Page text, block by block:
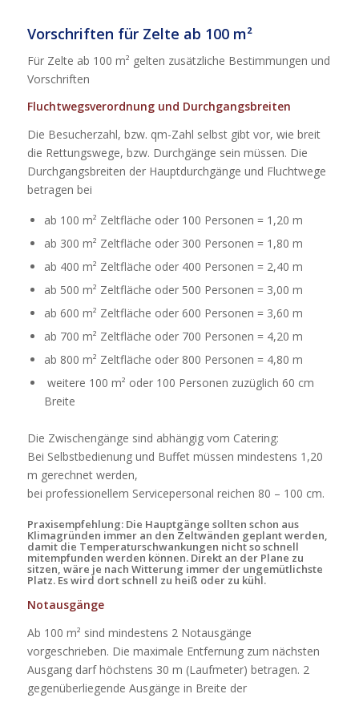
Vorschriften für Zelte ab 100 m²
Für Zelte ab 100 m² gelten zusätzliche Bestimmungen und
Vorschriften
Fluchtwegsverordnung und Durchgangsbreiten
Die Besucherzahl, bzw. qm-Zahl selbst gibt vor, wie breit
die Rettungswege, bzw. Durchgänge sein müssen. Die
Durchgangsbreiten der Hauptdurchgänge und Fluchtwege
betragen bei
ab 100 m² Zeltfläche oder 100 Personen = 1,20 m
ab 300 m² Zeltfläche oder 300 Personen = 1,80 m
ab 400 m² Zeltfläche oder 400 Personen = 2,40 m
ab 500 m² Zeltfläche oder 500 Personen = 3,00 m
ab 600 m² Zeltfläche oder 600 Personen = 3,60 m
ab 700 m² Zeltfläche oder 700 Personen = 4,20 m
ab 800 m² Zeltfläche oder 800 Personen = 4,80 m
weitere 100 m² oder 100 Personen zuzüglich 60 cm
Breite
Die Zwischengänge sind abhängig vom Catering:
Bei Selbstbedienung und Buffet müssen mindestens 1,20
m gerechnet werden,
bei professionellem Servicepersonal reichen 80 – 100 cm.
Praxisempfehlung: Die Hauptgänge sollten schon aus
Klimagründen immer an den Zeltwänden geplant werden,
damit die Temperaturschwankungen nicht so schnell
mitempfunden werden können. Direkt an der Plane zu
sitzen, wäre je nach Witterung immer der ungemütlichste
Platz. Es wird dort schnell zu heiß oder zu kühl.
Notausgänge
Ab 100 m² sind mindestens 2 Notausgänge
vorgeschrieben. Die maximale Entfernung zum nächsten
Ausgang darf höchstens 30 m (Laufmeter) betragen. 2
gegenüberliegende Ausgänge in Breite der